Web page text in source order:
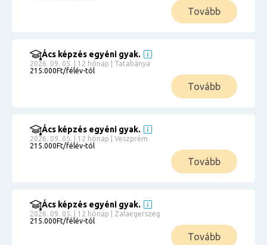
Tovább
Ács képzés egyéni gyak.
2026. 09. 05. | 12 hónap | Tatabánya
215.000Ft/félév-tól
Tovább
Ács képzés egyéni gyak.
2026. 09. 05. | 12 hónap | Veszprém
215.000Ft/félév-tól
Tovább
Ács képzés egyéni gyak.
2026. 09. 05. | 12 hónap | Zalaegerszeg
215.000Ft/félév-tól
Tovább